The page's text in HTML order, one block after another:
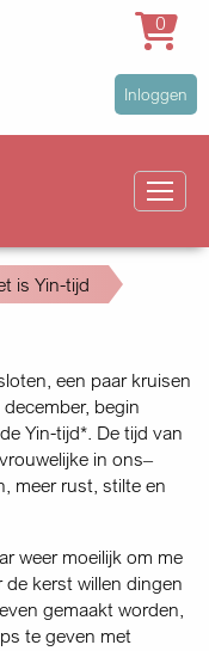
User
account
Inloggen
0
is Yin-tijd
een paar kruisen
begin
Yin-tijd*. De tijd van
in ons–
meer rust, stilte en
weer moeilijk om me
kerst willen dingen
gemaakt worden,
te geven met